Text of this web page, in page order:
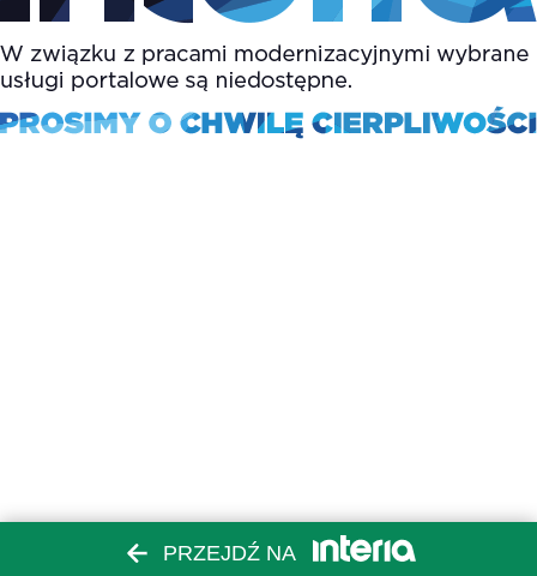
PRZEJDŹ NA